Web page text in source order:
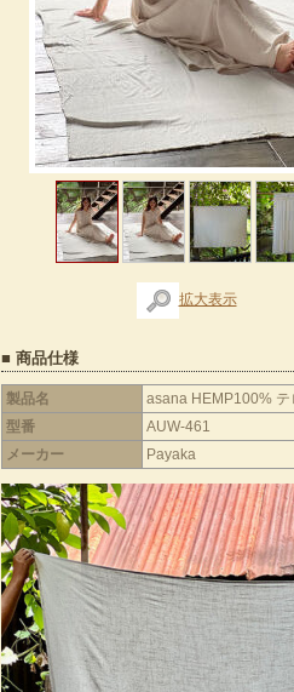
拡大表示
■ 商品仕様
製品名
asana HEMP100% テ
型番
AUW-461
メーカー
Payaka